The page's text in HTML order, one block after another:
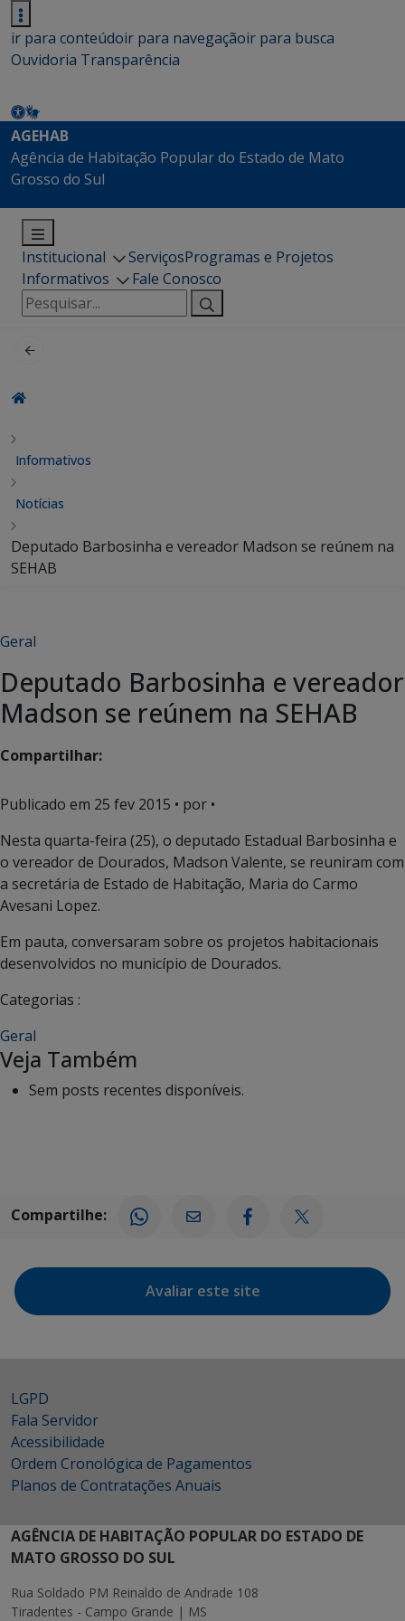
ir para conteúdoir para navegaçãoir para busca
Ouvidoria Transparência
AGEHAB
Agência de Habitação Popular do Estado de Mato
Grosso do Sul
Institucional ServiçosProgramas e Projetos
Informativos
Fale Conosco
Pesquisar
por:
Informativos
Notícias
Deputado Barbosinha e vereador Madson se reúnem na
SEHAB
Geral
Deputado Barbosinha e vereador
Madson se reúnem na SEHAB
Compartilhar:
Publicado em 25 fev 2015 • por •
Nesta quarta-feira (25), o deputado Estadual Barbosinha e
o vereador de Dourados, Madson Valente, se reuniram com
a secretária de Estado de Habitação, Maria do Carmo
Avesani Lopez.
Em pauta, conversaram sobre os projetos habitacionais
desenvolvidos no município de Dourados.
Categorias :
Geral
Veja Também
Sem posts recentes disponíveis.
Compartilhe:
Avaliar este site
LGPD
Fala Servidor
Acessibilidade
Ordem Cronológica de Pagamentos
Planos de Contratações Anuais
AGÊNCIA DE HABITAÇÃO POPULAR DO ESTADO DE
MATO GROSSO DO SUL
Rua Soldado PM Reinaldo de Andrade 108
Tiradentes - Campo Grande | MS